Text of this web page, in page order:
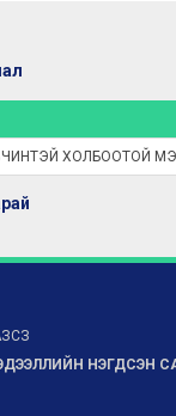
ХОЛБООТОЙ
НЭГДСЭН